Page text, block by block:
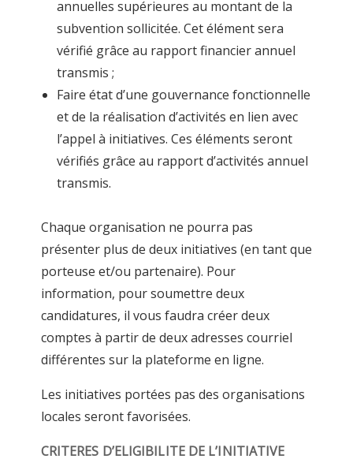
annuelles supérieures au montant de la
subvention sollicitée. Cet élément sera
vérifié grâce au rapport financier annuel
transmis ;
Faire état d’une gouvernance fonctionnelle
et de la réalisation d’activités en lien avec
l’appel à initiatives. Ces éléments seront
vérifiés grâce au rapport d’activités annuel
transmis.
Chaque organisation ne pourra pas
présenter plus de deux initiatives (en tant que
porteuse et/ou partenaire). Pour
information, pour soumettre deux
candidatures, il vous faudra créer deux
comptes à partir de deux adresses courriel
différentes sur la plateforme en ligne.
Les initiatives portées pas des organisations
locales seront favorisées.
CRITERES D’ELIGIBILITE DE L’INITIATIVE